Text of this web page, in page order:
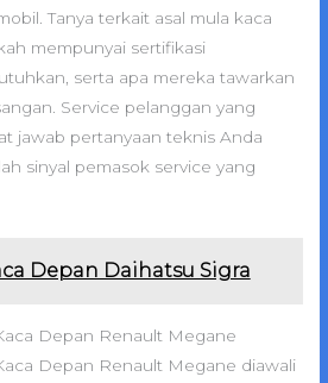
Tanya terkait asal mula kaca
mempunyai sertifikasi
serta apa mereka tawarkan
Service pelanggan yang
jawab pertanyaan teknis Anda
sinyal pemasok service yang
Depan Daihatsu Sigra
Depan Renault Megane
Depan Renault Megane diawali